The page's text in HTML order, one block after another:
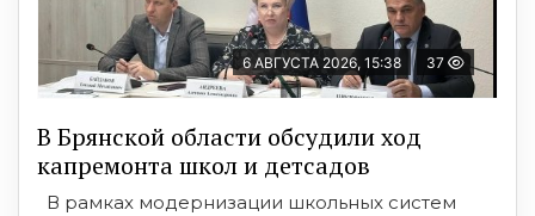
6 АВГУСТА 2026, 15:38 37
В Брянской области обсудили ход
капремонта школ и детсадов
В рамках модернизации школьных систем